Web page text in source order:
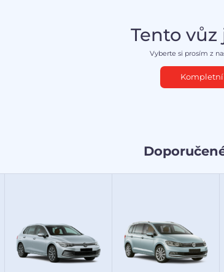
Tento
Vyberte si prosím z